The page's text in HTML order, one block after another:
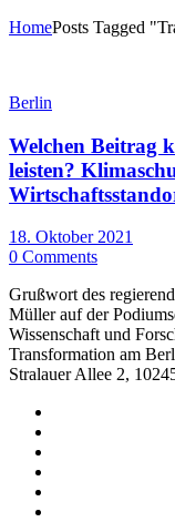
HomePosts Tagged
Berlin
Welchen Beitrag
leisten?
18. Oktober 2021
0 Comments
Grußwort des
Müller auf der
Wissenschaft und
Transformation am
Stralauer Allee 2,